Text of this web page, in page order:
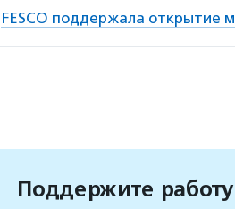
FESCO поддержала открытие
Поддержите